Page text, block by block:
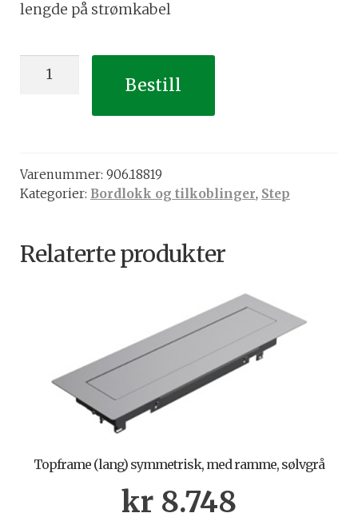
lengde på strømkabel
STEP
plast
antall
Bestill
Varenummer: 906.18819
Kategorier: Bordlokk og tilkoblinger, Step
Relaterte produkter
Topframe (lang) symmetrisk, med ramme, sølvgrå
kr 8.748